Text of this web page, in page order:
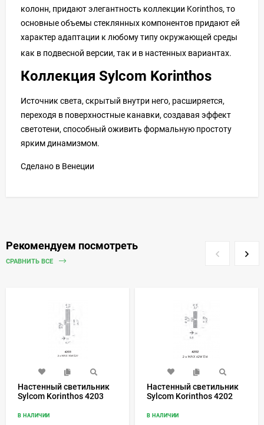
колонн, придают элегантность коллекции Korinthos, то
основные объемы стеклянных компонентов придают ей
характер адаптации к любому типу окружающей среды
как в подвесной версии, так и в настенных вариантах.
Коллекция Sylcom Korinthos
Источник света, скрытый внутри него, расширяется,
переходя в поверхностные канавки, создавая эффект
светотени, способный оживить формальную простоту
ярким динамизмом.
Сделано в Венеции
Рекомендуем посмотреть
СРАВНИТЬ ВСЕ
Настенный светильник
Sylcom Korinthos 4203
В НАЛИЧИИ
Настенный светильник
Sylcom Korinthos 4202
В НАЛИЧИИ